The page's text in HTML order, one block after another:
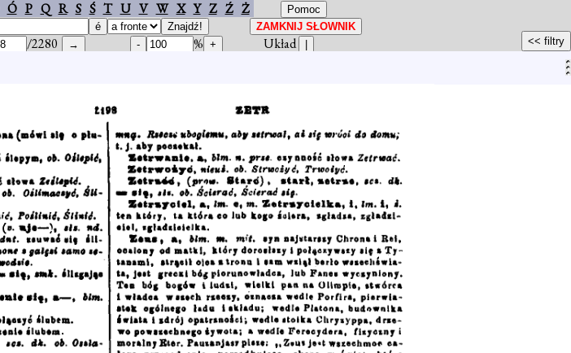
Ó P Q R S Ś T U V W X Y Z Ź Ż
/2280 %
Układ